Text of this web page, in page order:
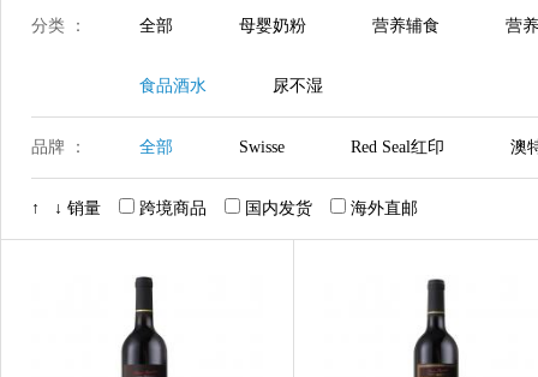
分类 ： 全部 母婴奶粉 营养辅食 营
食品酒水 尿不湿
品牌 ： 全部 Swisse Red Seal红印 澳
梅尼古奇 古摩酒庄 MOCCONA
酒鬼
↑ ↓ 销量 跨境商品 国内发货 海外直邮